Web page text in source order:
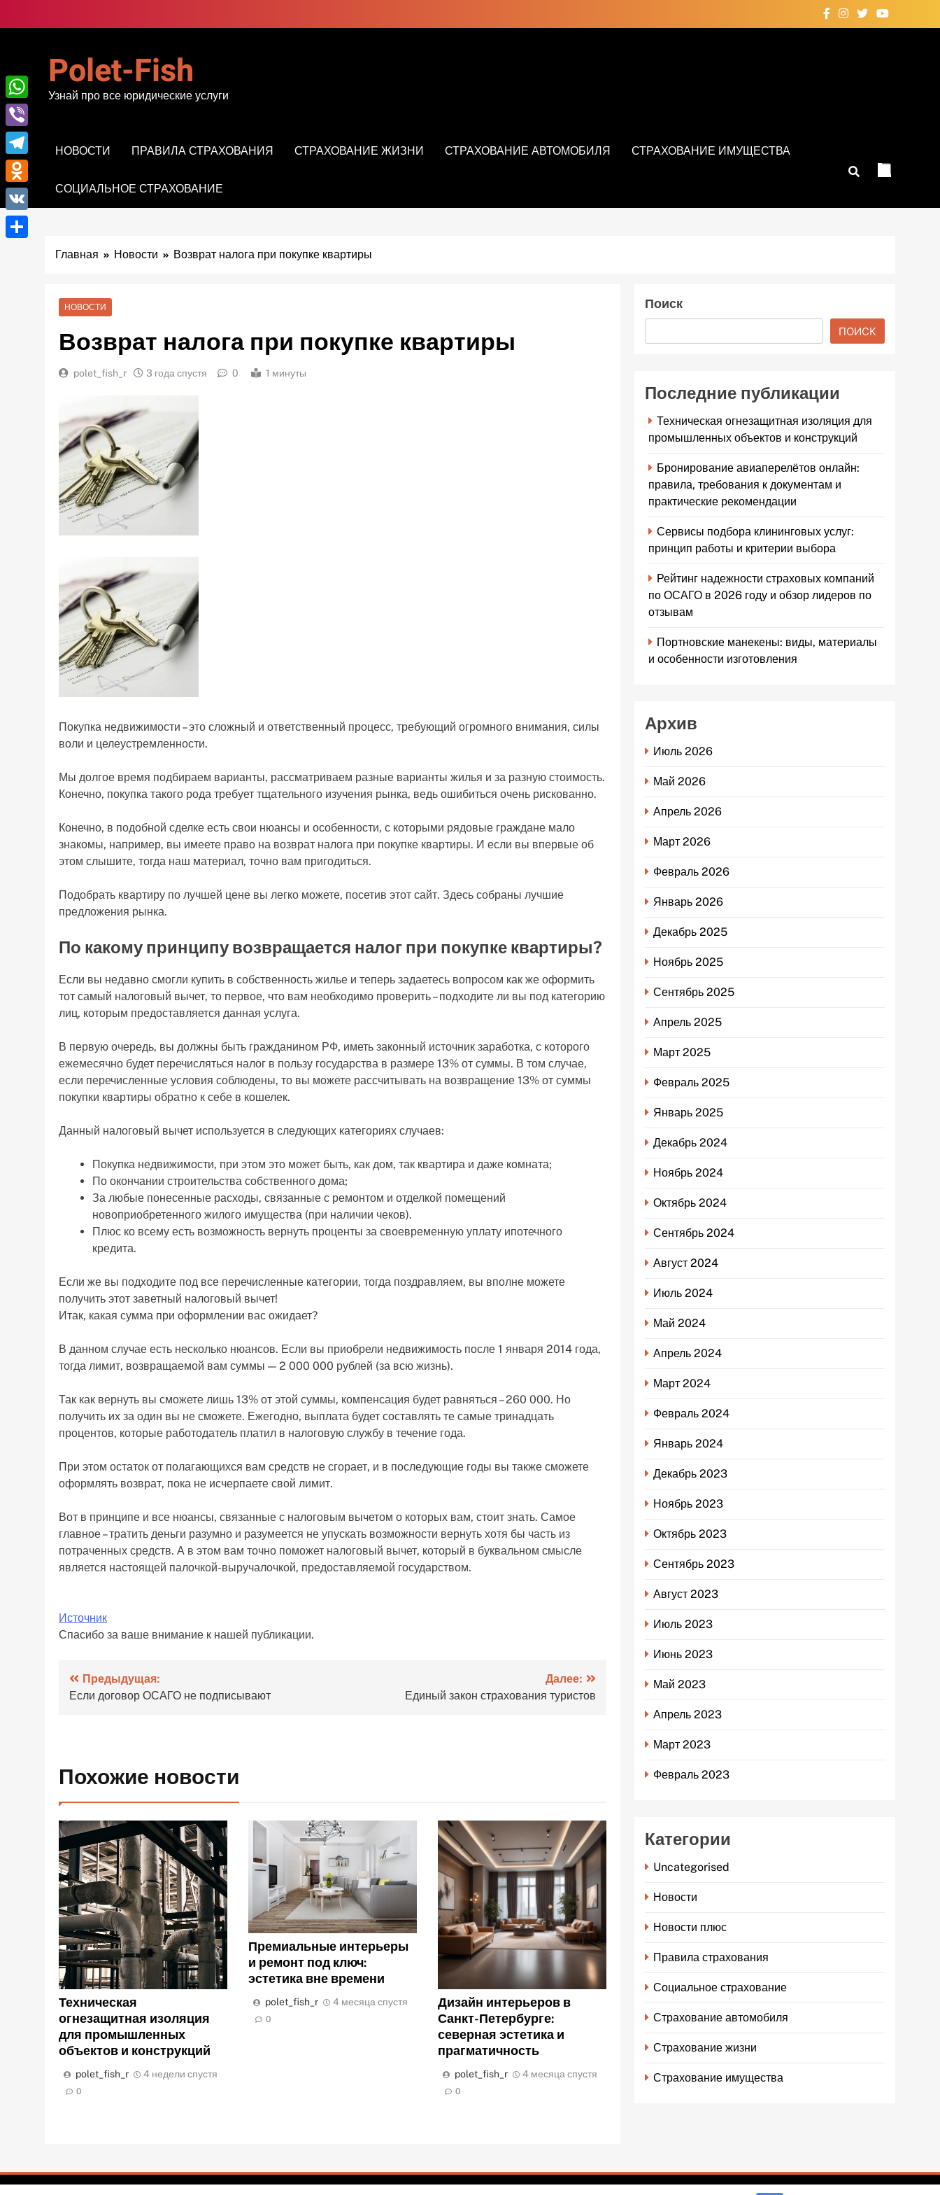
к
Polet-Fish
Узнай про все юридические услуги
НОВОСТИ ПРАВИЛА СТРАХОВАНИЯ СТРАХОВАНИЕ ЖИЗНИ СТРАХОВАНИЕ АВТОМОБИЛЯ СТРАХОВАНИЕ ИМУЩЕСТВА
СОЦИАЛЬНОЕ СТРАХОВАНИЕ
Главная Новости Возврат налога при покупке квартиры
НОВОСТИ
Возврат налога при покупке квартиры
polet_fish_r 3 года спустя 0 1 минуты
Покупка недвижимости – это сложный и ответственный процесс, требующий огромного внимания, силы
воли и целеустремленности.
Мы долгое время подбираем варианты, рассматриваем разные варианты жилья и за разную стоимость.
Конечно, покупка такого рода требует тщательного изучения рынка, ведь ошибиться очень рискованно.
Конечно, в подобной сделке есть свои нюансы и особенности, с которыми рядовые граждане мало
знакомы, например, вы имеете право на возврат налога при покупке квартиры. И если вы впервые об
этом слышите, тогда наш материал, точно вам пригодиться.
Подобрать квартиру по лучшей цене вы легко можете, посетив этот сайт. Здесь собраны лучшие
предложения рынка.
По какому принципу возвращается налог при покупке квартиры?
Если вы недавно смогли купить в собственность жилье и теперь задаетесь вопросом как же оформить
тот самый налоговый вычет, то первое, что вам необходимо проверить – подходите ли вы под категорию
лиц, которым предоставляется данная услуга.
В первую очередь, вы должны быть гражданином РФ, иметь законный источник заработка, с которого
ежемесячно будет перечисляться налог в пользу государства в размере 13% от суммы. В том случае,
если перечисленные условия соблюдены, то вы можете рассчитывать на возвращение 13% от суммы
покупки квартиры обратно к себе в кошелек.
Данный налоговый вычет используется в следующих категориях случаев:
Покупка недвижимости, при этом это может быть, как дом, так квартира и даже комната;
По окончании строительства собственного дома;
За любые понесенные расходы, связанные с ремонтом и отделкой помещений
новоприобретенного жилого имущества (при наличии чеков).
Плюс ко всему есть возможность вернуть проценты за своевременную уплату ипотечного
кредита.
Если же вы подходите под все перечисленные категории, тогда поздравляем, вы вполне можете
получить этот заветный налоговый вычет!
Итак, какая сумма при оформлении вас ожидает?
В данном случае есть несколько нюансов. Если вы приобрели недвижимость после 1 января 2014 года,
тогда лимит, возвращаемой вам суммы — 2 000 000 рублей (за всю жизнь).
Так как вернуть вы сможете лишь 13% от этой суммы, компенсация будет равняться – 260 000. Но
получить их за один вы не сможете. Ежегодно, выплата будет составлять те самые тринадцать
процентов, которые работодатель платил в налоговую службу в течение года.
При этом остаток от полагающихся вам средств не сгорает, и в последующие годы вы также сможете
оформлять возврат, пока не исчерпаете свой лимит.
Вот в принципе и все нюансы, связанные с налоговым вычетом о которых вам, стоит знать. Самое
главное – тратить деньги разумно и разумеется не упускать возможности вернуть хотя бы часть из
потраченных средств. А в этом вам точно поможет налоговый вычет, который в буквальном смысле
является настоящей палочкой-выручалочкой, предоставляемой государством.
Источник
Спасибо за ваше внимание к нашей публикации.
Навигация
по
Предыдущая:
Если договор ОСАГО не подписывают
Далее:
Единый закон страхования туристов
Похожие новости
Техническая
огнезащитная изоляция
для промышленных
объектов и конструкций
polet_fish_r 4 недели спустя
0
Премиальные интерьеры
и ремонт под ключ:
эстетика вне времени
polet_fish_r 4 месяца спустя
0
Дизайн интерьеров в
Санкт-Петербурге:
северная эстетика и
прагматичность
polet_fish_r 4 месяца спустя
0
Поиск
ПОИСК
Последние публикации
Техническая огнезащитная изоляция для
промышленных объектов и конструкций
Бронирование авиаперелётов онлайн:
правила, требования к документам и
практические рекомендации
Сервисы подбора клининговых услуг:
принцип работы и критерии выбора
Рейтинг надежности страховых компаний
по ОСАГО в 2026 году и обзор лидеров по
отзывам
Портновские манекены: виды, материалы
и особенности изготовления
Архив
Июль 2026
Май 2026
Апрель 2026
Март 2026
Февраль 2026
Январь 2026
Декабрь 2025
Ноябрь 2025
Сентябрь 2025
Апрель 2025
Март 2025
Февраль 2025
Январь 2025
Декабрь 2024
Ноябрь 2024
Октябрь 2024
Сентябрь 2024
Август 2024
Июль 2024
Май 2024
Апрель 2024
Март 2024
Февраль 2024
Январь 2024
Декабрь 2023
Ноябрь 2023
Октябрь 2023
Сентябрь 2023
Август 2023
Июль 2023
Июнь 2023
Май 2023
Апрель 2023
Март 2023
Февраль 2023
Категории
Uncategorised
Новости
Новости плюс
Правила страхования
Социальное страхование
Страхование автомобиля
Страхование жизни
Страхование имущества
WhatsApp
Viber
Telegram
Odnoklassniki
VK
Отправить